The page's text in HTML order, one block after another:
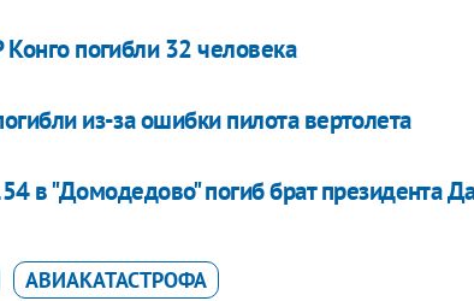
погибли 32 человека
из-за ошибки пилота вертолета
в "Домодедово" погиб брат президента
АВИАКАТАСТРОФА